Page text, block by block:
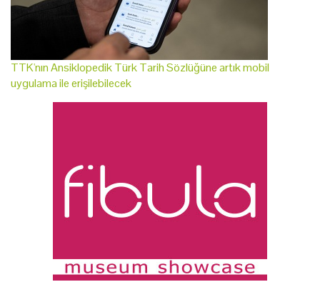
TTK'nın Ansiklopedik Türk Tarih Sözlüğüne artık mobil
uygulama ile erişilebilecek